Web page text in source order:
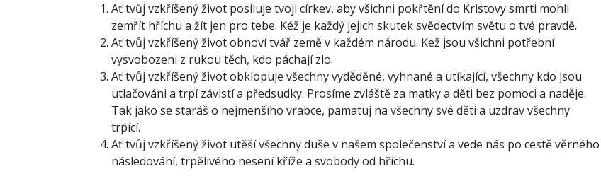
Ať tvůj vzkříšený život posiluje tvoji církev, aby všichni pokřtění do Kristovy smrti mohli
zemřít hříchu a žít jen pro tebe. Kéž je každý jejich skutek svědectvím světu o tvé pravdě.
Ať tvůj vzkříšený život obnoví tvář země v každém národu. Kež jsou všichni potřební
vysvobozeni z rukou těch, kdo páchají zlo.
Ať tvůj vzkříšený život obklopuje všechny vyděděné, vyhnané a utíkající, všechny kdo jsou
utlačováni a trpí závistí a předsudky. Prosíme zvláště za matky a děti bez pomoci a naděje.
Tak jako se staráš o nejmenšího vrabce, pamatuj na všechny své děti a uzdrav všechny
trpící.
Ať tvůj vzkříšený život utěší všechny duše v našem společenství a vede nás po cestě věrného
následování, trpělivého nesení kříže a svobody od hříchu.